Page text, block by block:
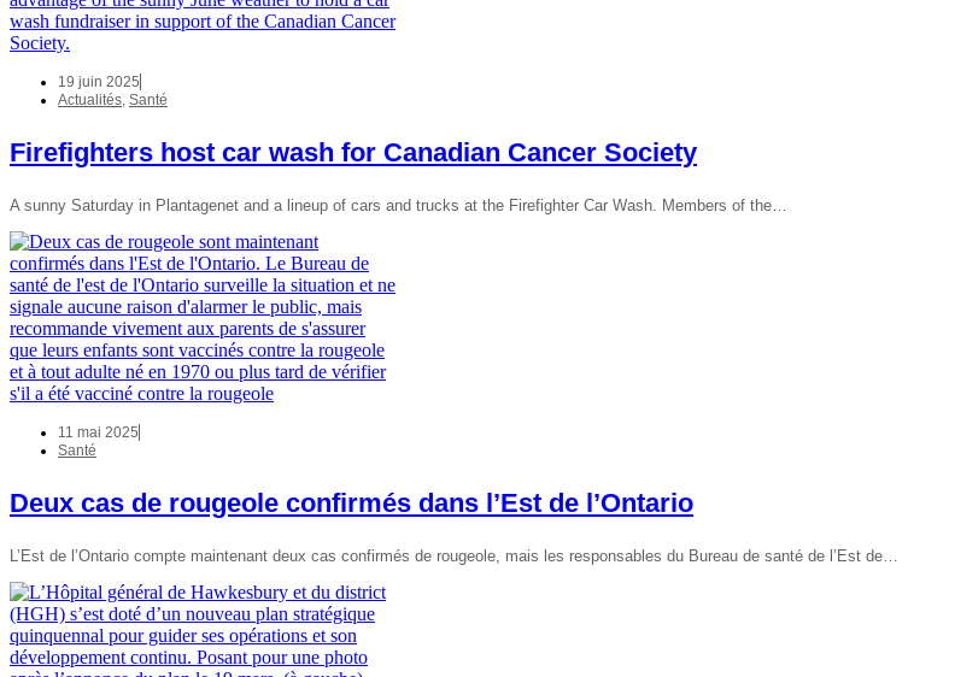
19 juin 2025
Actualités, Santé
Firefighters host car wash for Canadian Cancer Society
A sunny Saturday in Plantagenet and a lineup of cars and trucks at the Firefighter Car Wash. Members of the…
11 mai 2025
Santé
Deux cas de rougeole confirmés dans l’Est de l’Ontario
L’Est de l’Ontario compte maintenant deux cas confirmés de rougeole, mais les responsables du Bureau de santé de l’Est de…